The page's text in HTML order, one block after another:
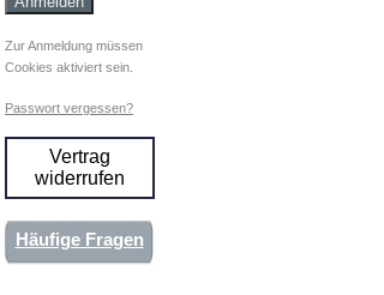
Zur Anmeldung müssen
Cookies aktiviert sein.
Passwort vergessen?
Vertrag
widerrufen
Häufige Fragen